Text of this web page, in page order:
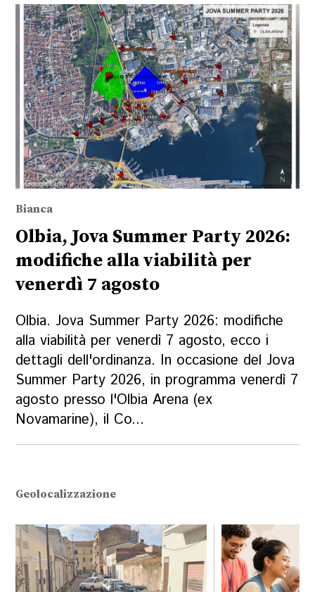
Bianca
Olbia, Jova Summer Party 2026:
modifiche alla viabilità per
venerdì 7 agosto
Olbia. Jova Summer Party 2026: modifiche
alla viabilità per venerdì 7 agosto, ecco i
dettagli dell'ordinanza. In occasione del Jova
Summer Party 2026, in programma venerdì 7
agosto presso l'Olbia Arena (ex
Novamarine), il Co...
Geolocalizzazione